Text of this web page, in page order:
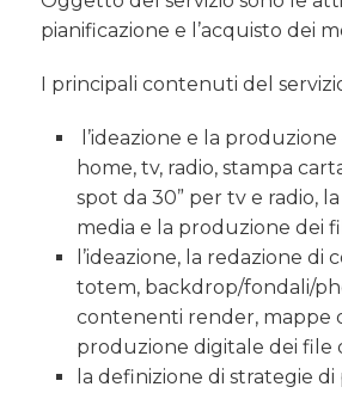
pianificazione e l’acquisto dei
I principali contenuti del
l’ideazione e la
home, tv, radio, stampa
spot da 30” per tv e radio,
media e la produzione dei
l’ideazione, la redazione
totem, backdrop/fondali/
contenenti render, mappe
produzione digitale dei file
la definizione di strategie